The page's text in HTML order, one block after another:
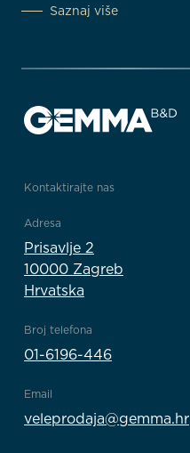
Saznaj više
Kontaktirajte nas
Adresa
Prisavlje 2
10000 Zagreb
Hrvatska
Broj telefona
01-6196-446
Email
veleprodaja@gemma.hr